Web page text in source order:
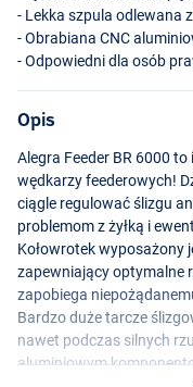
- Lekka szpula odlewana
- Obrabiana CNC
- Odpowiedni dla osób
Opis
Alegra Feeder BR 6000
wędkarzy feederowych!
ciągle regulować ślizgu
problemom z żyłką i
Kołowrotek wyposażony
zapewniający optymalne
zapobiega
Bardzo duże tarcze
nawet podczas silnych
aluminiowym